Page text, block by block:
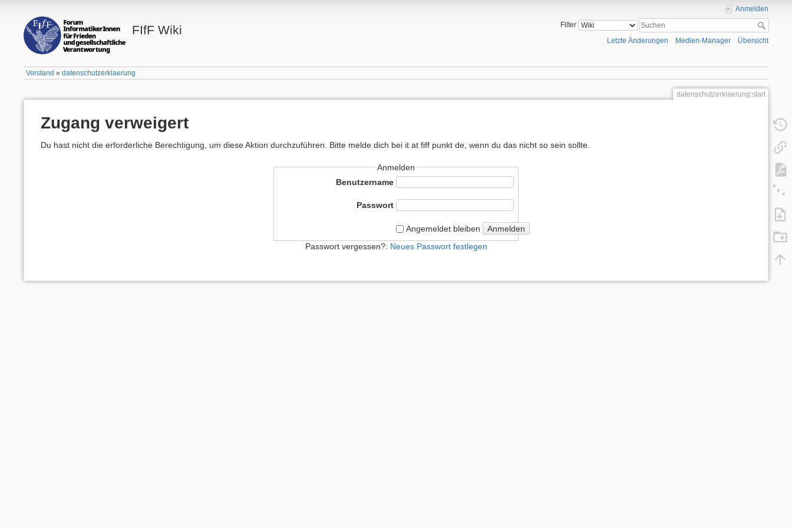
FIfF Wiki
Anmelden
Filter
Letzte Änderungen
Medien-Manager Übersicht
Vorstand »datenschutzerklaerung
datenschutzerklaerung:start
Zugang verweigert
Du hast nicht die erforderliche Berechtigung, um diese Aktion durchzuführen. Bitte melde dich bei it at fiff punkt de, wenn du das nicht so sein sollte.
Anmelden
Benutzername
Passwort
Angemeldet bleiben
Anmelden
Passwort vergessen?: Neues Passwort festlegen